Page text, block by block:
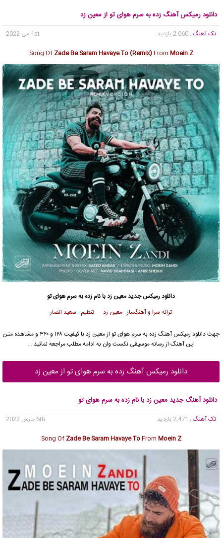
دانلود رمیکس آهنگ زده به سرم هوای تو از معین زد
تک آهنگ , 2,060 بازدید
1st می 2022
Song Of Zade Be Saram Havaye To (Remix)From Moein Z
دانلود رمیکس جدیدمعین زد با نام زده به سرم هوای تو
ترانه سرا و آهنگساز : معین زد تنظیم : سعید انصار
جهت دانلود رمیکس آهنگ زده به سرم هوای تو از معین زد با کیفیت ۱۲۸ و ۳۲۰ و مشاهده متن
این آهنگ از رسانه موسیقی نکست وان به ادامه مطلب مراجعه نمائید …
دانلود رمیکس آهنگ زده به سرم هوای تو از معین زد
دانلود آهنگ جدید معین زد با نام زده به سرم هوای تو
تک آهنگ , 2,471 بازدید
6th مارس 2022
Song Of Zade Be Saram Havaye ToFrom Moein Z